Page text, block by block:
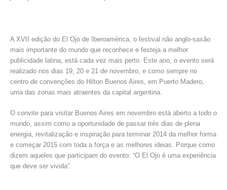
A XVII edição do El Ojo de Iberoamérica, o festival não anglo-saxão
mais importante do mundo que reconhece e festeja a melhor
publicidade latina, está cada vez mais perto. Este ano, o evento será
realizado nos dias 19, 20 e 21 de novembro, e como sempre no
centro de convenções do Hilton Buenos Aires, em Puerto Madero,
uma das zonas mais atraentes da capital argentina.
O convite para visitar Buenos Aires em novembro está aberto a todo o
mundo, assim como a oportunidade de passar três dias de plena
energia, revitalização e inspiração para terminar 2014 da melhor forma
e começar 2015 com toda a força e as melhores ideias. Porque como
dizem aqueles que participam do evento: “O El Ojo é uma experiência
que deve ser vivida”.